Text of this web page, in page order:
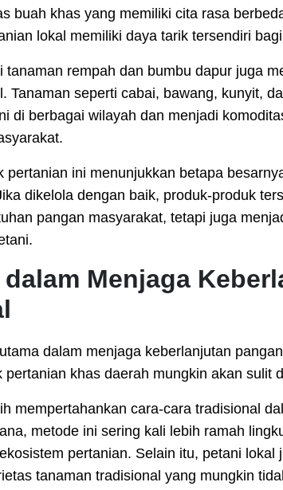
buah khas yang memiliki cita rasa
lokal memiliki daya tarik tersendiri
tanaman rempah dan bumbu dapur juga
Tanaman seperti cabai, bawang, kunyit,
di berbagai wilayah dan menjadi
pertanian ini menunjukkan betapa
dikelola dengan baik, produk-produk
pangan masyarakat, tetapi juga
Menjaga
dalam menjaga keberlanjutan
pertanian khas daerah mungkin akan sulit
mempertahankan cara-cara tradisional
metode ini sering kali lebih ramah
pertanian. Selain itu, petani lokal
tanaman tradisional yang mungkin